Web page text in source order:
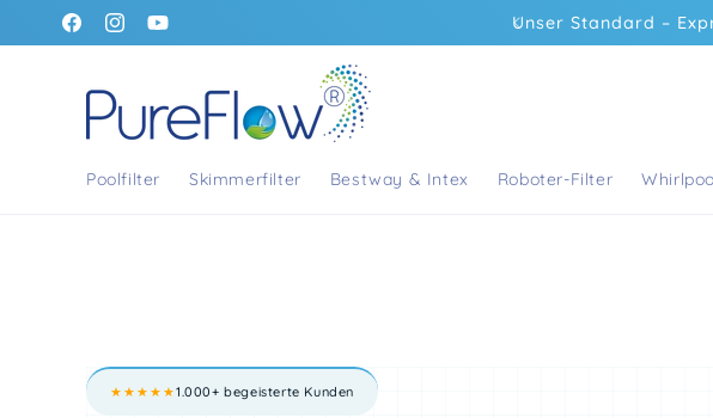
zum
Inhalt
https://www.facebook.com/people/PureFlow-
https://www.instagram.com/pureflow_filtersysteme/
https://www.youtube.com/@pureflow_filtersysteme
– Express Versand innerhalb Deutschlands Kostenfreier
Poolfilter Skimmerfilter Bestway & Intex Roboter-Filter
★★★★★1.000+ begeisterte Kunden